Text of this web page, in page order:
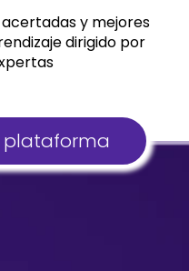
y mejores
dirigido por
plataforma